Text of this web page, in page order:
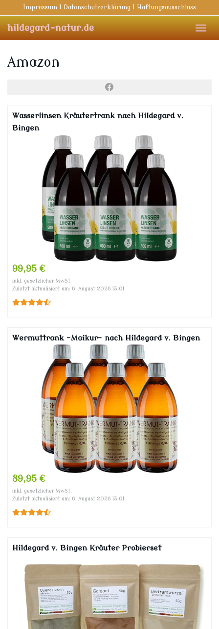
to
main
content
Impressum I Datenschutzerklärung I Haftungsausschluss
hildegard-natur.de
Amazon
Wasserlinsen Kräutertrank nach Hildegard v.
Bingen
99,95 €
inkl. gesetzlicher MwSt.
Zuletzt aktualisiert am: 6. August 2026 15:01
Wermuttrank -Maikur- nach Hildegard v. Bingen
89,95 €
inkl. gesetzlicher MwSt.
Zuletzt aktualisiert am: 6. August 2026 15:01
Hildegard v. Bingen Kräuter Probierset